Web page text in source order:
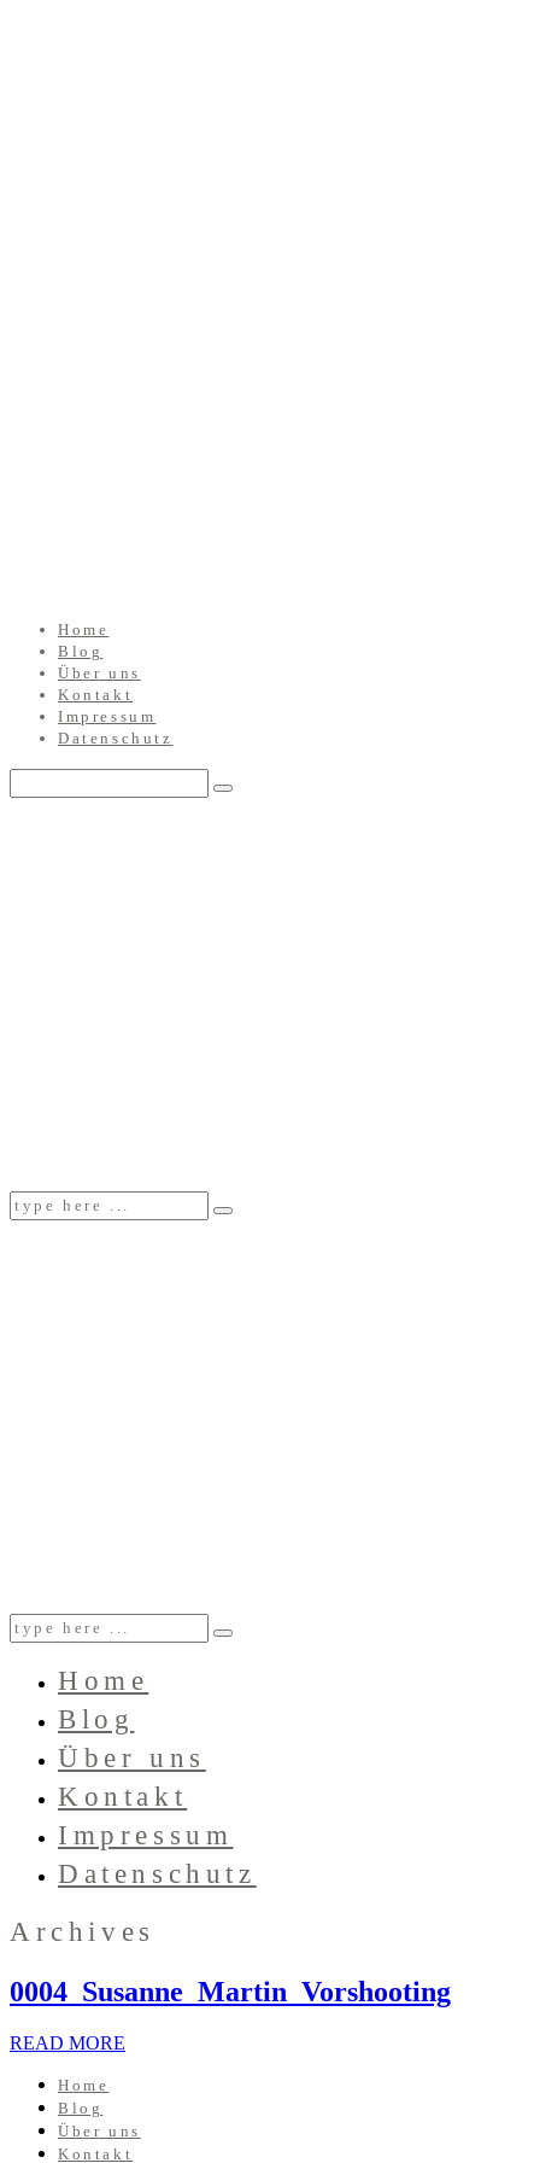
Home
Blog
Über uns
Kontakt
Impressum
Datenschutz
Home
Blog
Über uns
Kontakt
Impressum
Datenschutz
Archives
0004_Susanne_Martin_Vorshooting
READ MORE
Home
Blog
Über uns
Kontakt